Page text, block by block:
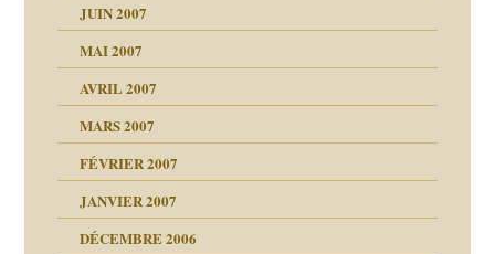
JUIN 2007
MAI 2007
AVRIL 2007
MARS 2007
FÉVRIER 2007
JANVIER 2007
DÉCEMBRE 2006